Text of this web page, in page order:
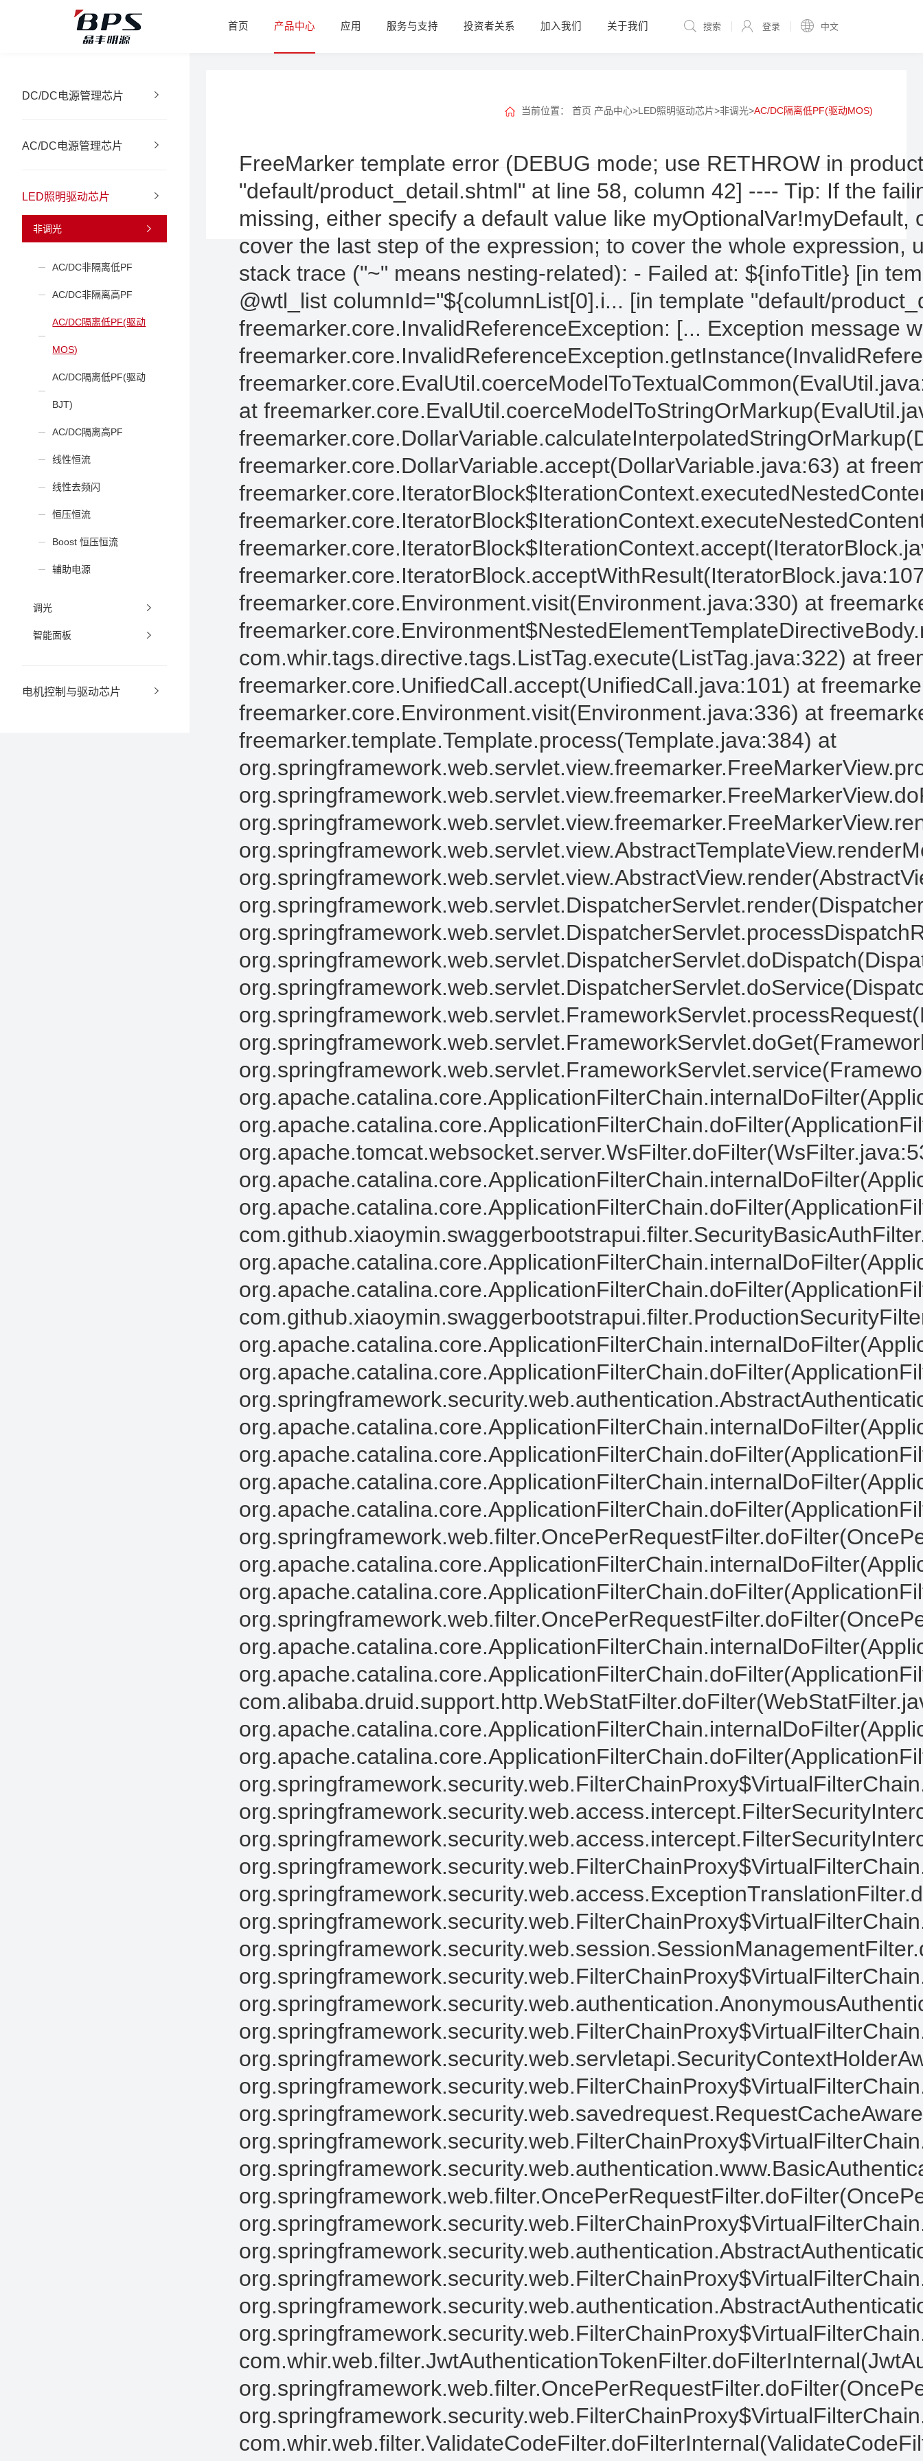
搜索 登录 中文
首页 产品中心 应用 服务与支持 投资者关系 加入我们 关于我们
DC/DC电源管理芯片
AC/DC电源管理芯片
LED照明驱动芯片
非调光
AC/DC非隔离低PF
AC/DC非隔离高PF
AC/DC隔离低PF(驱动
MOS)
AC/DC隔离低PF(驱动
BJT)
AC/DC隔离高PF
线性恒流
线性去频闪
恒压恒流
Boost 恒压恒流
辅助电源
调光
智能面板
电机控制与驱动芯片
当前位置：首页 产品中心>LED照明驱动芯片>非调光>AC/DC隔离低PF(驱动MOS)
FreeMarker template error (DEBUG mode; use RETHROW in
"default/product_detail.shtml" at line 58, column 42] ---- Tip: If the
missing, either specify a default value like